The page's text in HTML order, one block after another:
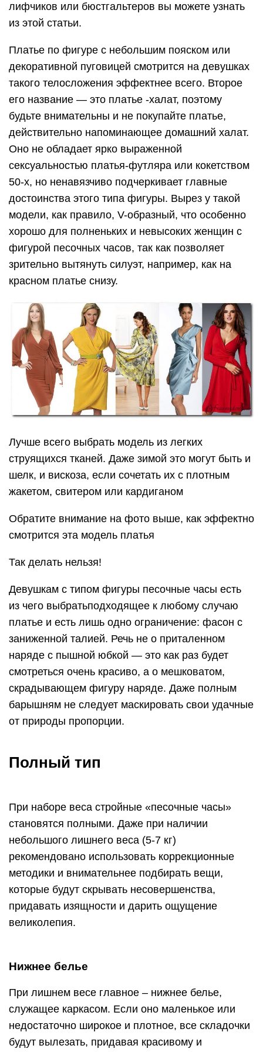
лифчиков или бюстгальтеров вы можете узнать
из этой статьи.
Платье по фигуре с небольшим пояском или
декоративной пуговицей смотрится на девушках
такого телосложения эффектнее всего. Второе
его название — это платье -халат, поэтому
будьте внимательны и не покупайте платье,
действительно напоминающее домашний халат.
Оно не обладает ярко выраженной
сексуальностью платья-футляра или кокетством
50-х, но ненавязчиво подчеркивает главные
достоинства этого типа фигуры. Вырез у такой
модели, как правило, V-образный, что особенно
хорошо для полненьких и невысоких женщин с
фигурой песочных часов, так как позволяет
зрительно вытянуть силуэт, например, как на
красном платье снизу.
Лучше всего выбрать модель из легких
струящихся тканей. Даже зимой это могут быть и
шелк, и вискоза, если сочетать их с плотным
жакетом, свитером или кардиганом
Обратите внимание на фото выше, как эффектно
смотрится эта модель платья
Так делать нельзя!
Девушкам с типом фигуры песочные часы есть
из чего выбратьподходящее к любому случаю
платье и есть лишь одно ограничение: фасон с
заниженной талией. Речь не о приталенном
наряде с пышной юбкой — это как раз будет
смотреться очень красиво, а о мешковатом,
скрадывающем фигуру наряде. Даже полным
барышням не следует маскировать свои удачные
от природы пропорции.
Полный тип
При наборе веса стройные «песочные часы»
становятся полными. Даже при наличии
небольшого лишнего веса (5-7 кг)
рекомендовано использовать коррекционные
методики и внимательнее подбирать вещи,
которые будут скрывать несовершенства,
придавать изящности и дарить ощущение
великолепия.
Нижнее белье
При лишнем весе главное – нижнее белье,
служащее каркасом. Если оно маленькое или
недостаточно широкое и плотное, все складочки
будут вылезать, придавая красивому и